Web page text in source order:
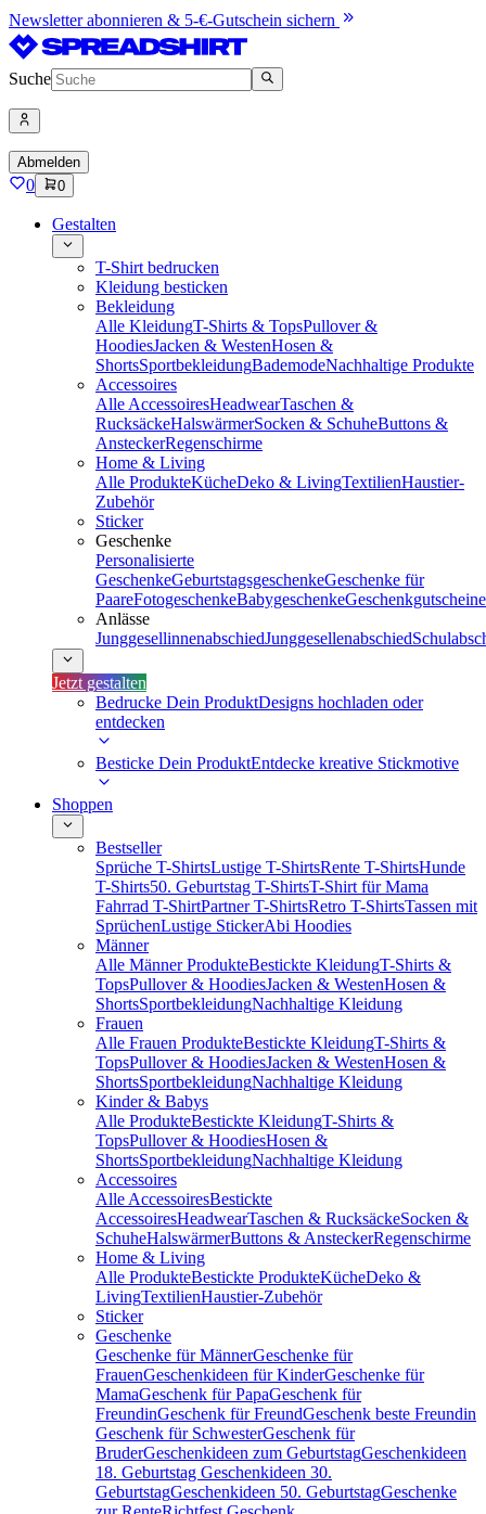
Newsletter abonnieren & 5-€-Gutschein sichern
Suche
Abmelden
0 0
Gestalten
T-Shirt bedrucken
Kleidung besticken
Bekleidung
Alle KleidungT-Shirts & TopsPullover &
HoodiesJacken & WestenHosen &
ShortsSportbekleidungBademodeNachhaltige Produkte
Accessoires
Alle AccessoiresHeadwearTaschen &
RucksäckeHalswärmerSocken & SchuheButtons &
AnsteckerRegenschirme
Home & Living
Alle ProdukteKücheDeko & LivingTextilienHaustier-
Zubehör
Sticker
Geschenke
Personalisierte
GeschenkeGeburtstagsgeschenkeGeschenke für
PaareFotogeschenkeBabygeschenkeGeschenkgutscheine
Anlässe
JunggesellinnenabschiedJunggesellenabschied
Jetzt gestalten
Bedrucke Dein ProduktDesigns hochladen oder
entdecken
Besticke Dein ProduktEntdecke kreative Stickmotive
Shoppen
Bestseller
Sprüche T-ShirtsLustige T-ShirtsRente T-ShirtsHunde
T-Shirts50. Geburtstag T-ShirtsT-Shirt für Mama
Fahrrad T-ShirtPartner T-ShirtsRetro T-ShirtsTassen mit
SprüchenLustige StickerAbi Hoodies
Männer
Alle Männer ProdukteBestickte KleidungT-Shirts &
TopsPullover & HoodiesJacken & WestenHosen &
ShortsSportbekleidungNachhaltige Kleidung
Frauen
Alle Frauen ProdukteBestickte KleidungT-Shirts &
TopsPullover & HoodiesJacken & WestenHosen &
ShortsSportbekleidungNachhaltige Kleidung
Kinder & Babys
Alle ProdukteBestickte KleidungT-Shirts &
TopsPullover & HoodiesHosen &
ShortsSportbekleidungNachhaltige Kleidung
Accessoires
Alle AccessoiresBestickte
AccessoiresHeadwearTaschen & RucksäckeSocken &
SchuheHalswärmerButtons & AnsteckerRegenschirme
Home & Living
Alle ProdukteBestickte ProdukteKücheDeko &
LivingTextilienHaustier-Zubehör
Sticker
Geschenke
Geschenke für MännerGeschenke für
FrauenGeschenkideen für KinderGeschenke für
MamaGeschenk für PapaGeschenk für
FreundinGeschenk für FreundGeschenk beste Freundin
Geschenk für SchwesterGeschenk für
BruderGeschenkideen zum GeburtstagGeschenkideen
18. Geburtstag Geschenkideen 30.
GeburtstagGeschenkideen 50. GeburtstagGeschenke